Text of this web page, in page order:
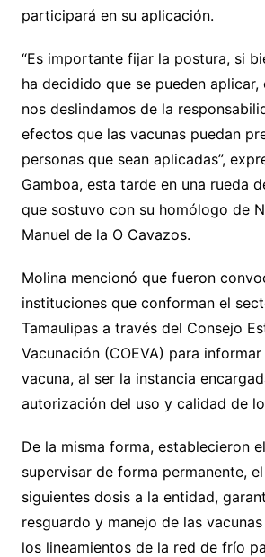
participará en su aplicación.
“Es importante fijar la postura, si
ha decidido que se pueden aplicar,
nos deslindamos de la
efectos que las vacunas puedan
personas que sean aplicadas”,
Gamboa, esta tarde en una rueda
que sostuvo con su homólogo de
Manuel de la O Cavazos.
Molina mencionó que fueron
instituciones que conforman el
Tamaulipas a través del Consejo
Vacunación (COEVA) para
vacuna, al ser la instancia
autorización del uso y calidad de
De la misma forma, establecieron
supervisar de forma permanente,
siguientes dosis a la entidad,
resguardo y manejo de las
los lineamientos de la red de frío